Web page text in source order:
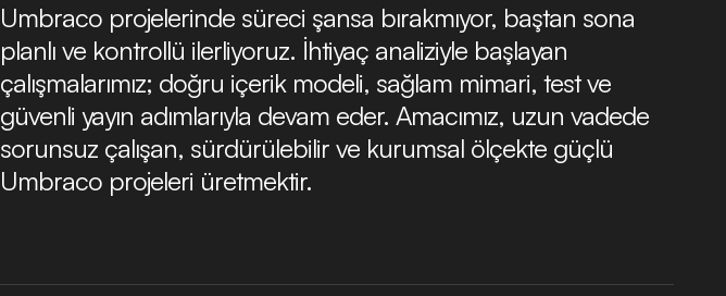
Umbraco projelerinde süreci şansa bırakmıyor, baştan sona
planlı ve kontrollü ilerliyoruz. İhtiyaç analiziyle başlayan
çalışmalarımız; doğru içerik modeli, sağlam mimari, test ve
güvenli yayın adımlarıyla devam eder. Amacımız, uzun vadede
sorunsuz çalışan, sürdürülebilir ve kurumsal ölçekte güçlü
Umbraco projeleri üretmektir.